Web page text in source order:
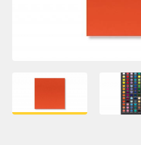
Плёнка монтажная Oratape
ПЭТ листовой